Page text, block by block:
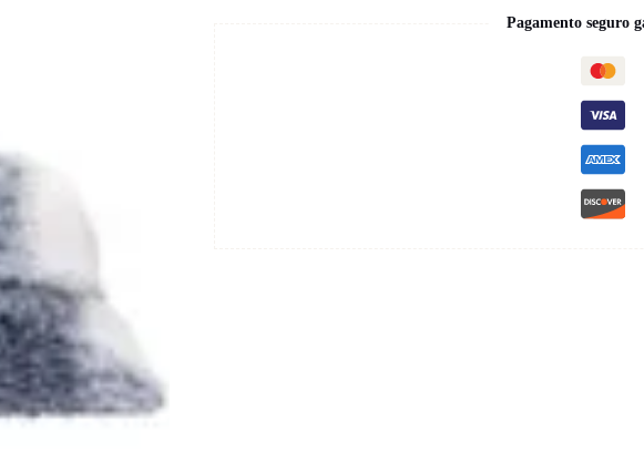
Pagamento seguro